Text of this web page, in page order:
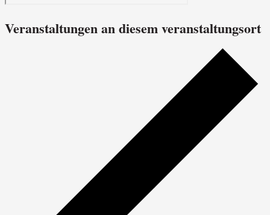
Veranstaltungen an diesem veranstaltungsort